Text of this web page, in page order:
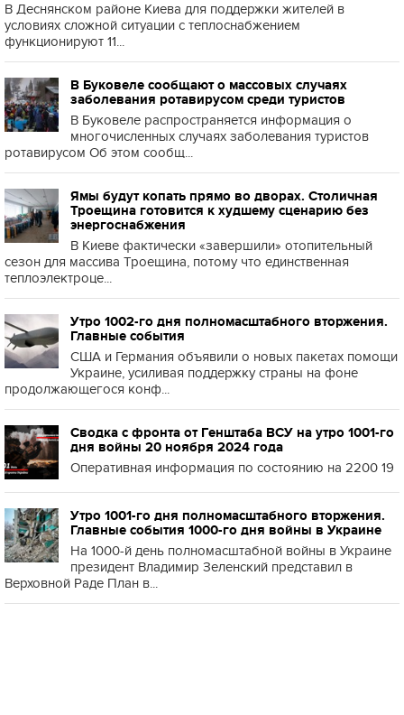
В Деснянском районе Киева для поддержки жителей в
условиях сложной ситуации с теплоснабжением
функционируют 11...
В Буковеле сообщают о массовых случаях
заболевания ротавирусом среди туристов
В Буковеле распространяется информация о
многочисленных случаях заболевания туристов
ротавирусом Об этом сообщ...
Ямы будут копать прямо во дворах. Столичная
Троещина готовится к худшему сценарию без
энергоснабжения
В Киеве фактически «завершили» отопительный
сезон для массива Троещина, потому что единственная
теплоэлектроце...
Утро 1002-го дня полномасштабного вторжения.
Главные события
США и Германия объявили о новых пакетах помощи
Украине, усиливая поддержку страны на фоне
продолжающегося конф...
Сводка с фронта от Генштаба ВСУ на утро 1001-го
дня войны 20 ноября 2024 года
Оперативная информация по состоянию на 2200 19
Утро 1001-го дня полномасштабного вторжения.
Главные события 1000-го дня войны в Украине
На 1000-й день полномасштабной войны в Украине
президент Владимир Зеленский представил в
Верховной Раде План в...